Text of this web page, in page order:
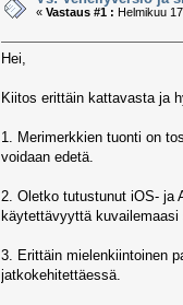
«Vastaus #1 : Helmikuu
Hei,
Kiitos erittäin kattavasta ja
1. Merimerkkien tuonti on
voidaan edetä.
2. Oletko tutustunut iOS- ja
käytettävyyttä
3. Erittäin mielenkiintoinen
jatkokehitettäessä.